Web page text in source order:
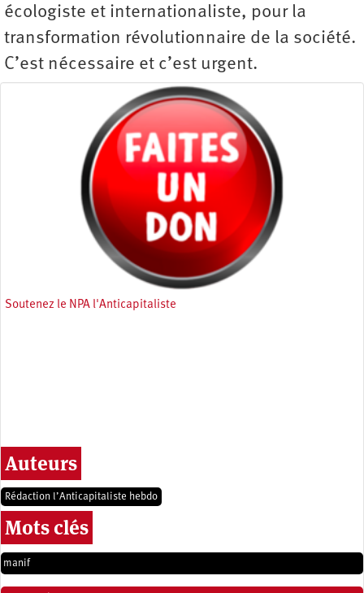
écologiste et internationaliste, pour la
transformation révolutionnaire de la société.
C’est nécessaire et c’est urgent.
Soutenez le NPA l'Anticapitaliste
Auteurs
Rédaction l’Anticapitaliste hebdo
Mots clés
manif